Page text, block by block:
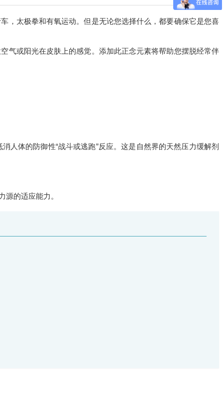
，太极拳和有氧运动。但是无论您选择什么，都要确保它是您喜
气或阳光在皮肤上的感觉。添加此正念元素将帮助您摆脱经常伴
人体的防御性“战斗或逃跑”反应。这是自然界的天然压力缓解剂
的适应能力。